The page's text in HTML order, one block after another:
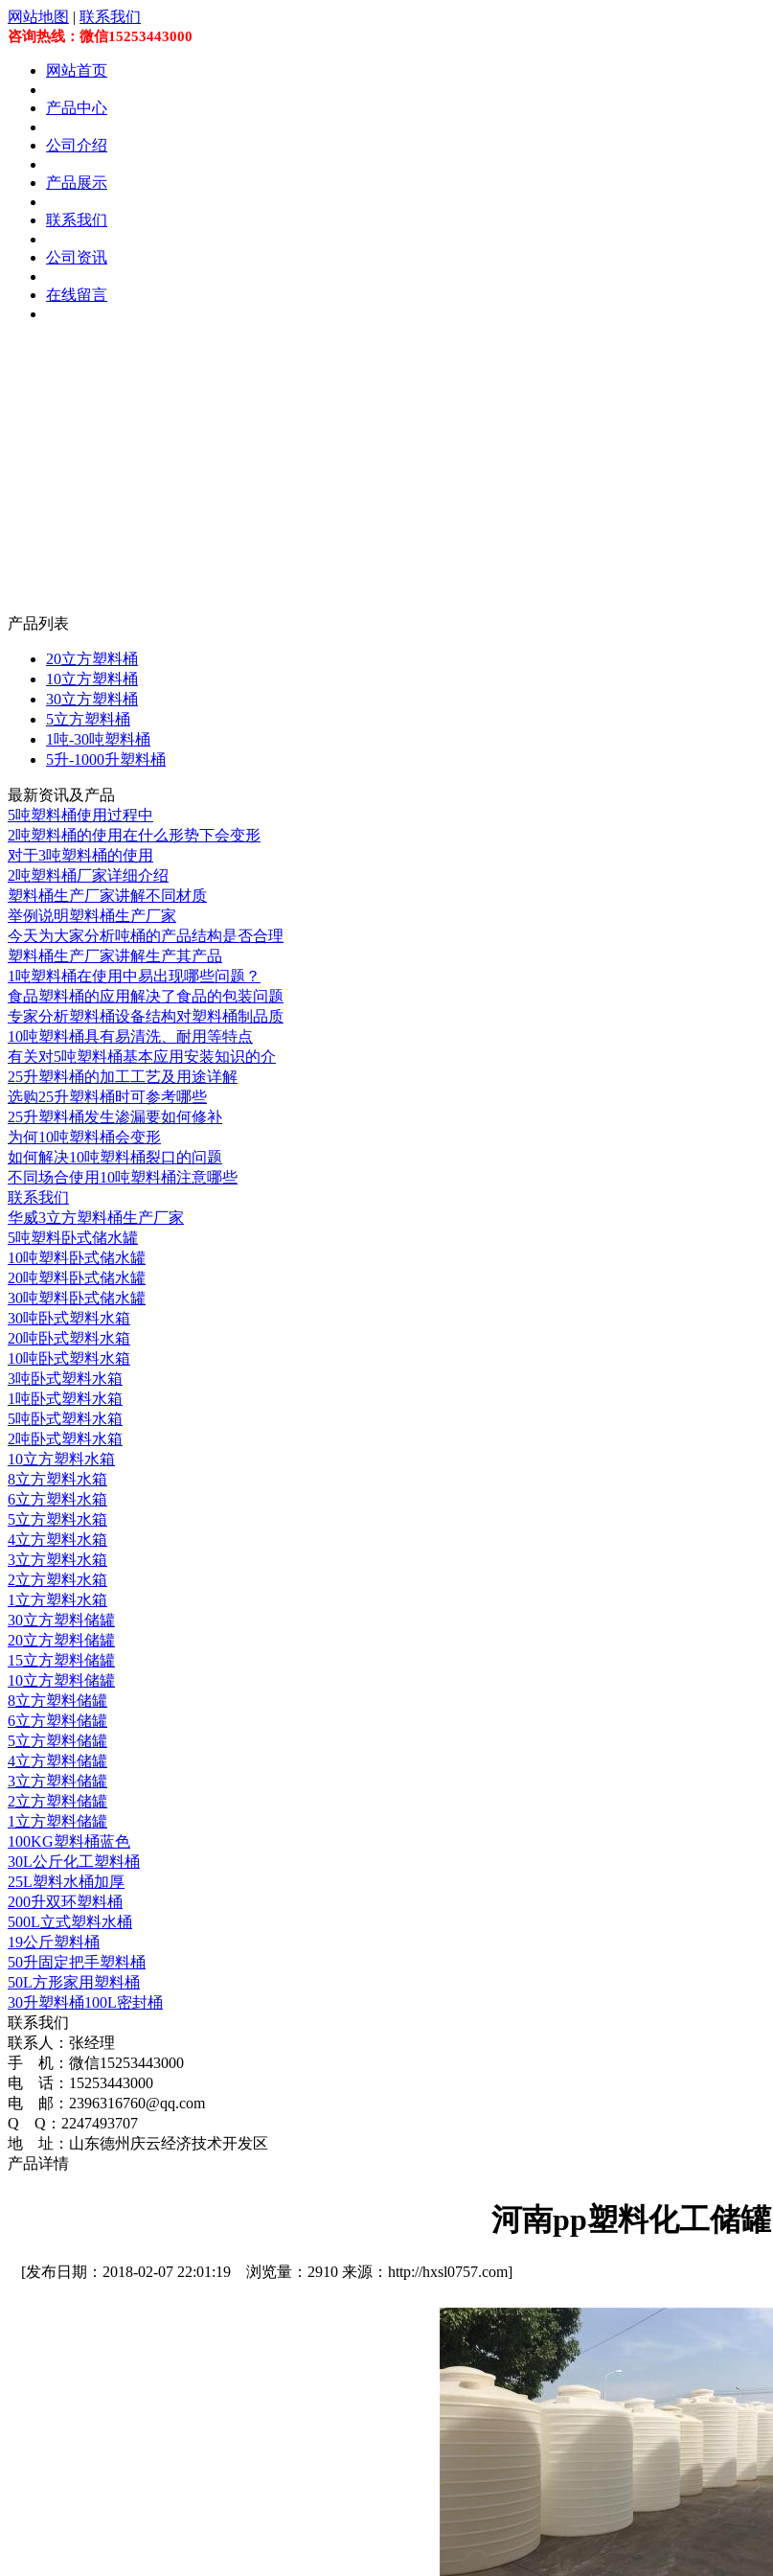
网站地图 | 联系我们
咨询热线：微信15253443000
网站首页
产品中心
公司介绍
产品展示
联系我们
公司资讯
在线留言
产品列表
20立方塑料桶
10立方塑料桶
30立方塑料桶
5立方塑料桶
1吨-30吨塑料桶
5升-1000升塑料桶
最新资讯及产品
5吨塑料桶使用过程中
2吨塑料桶的使用在什么形势下会变形
对于3吨塑料桶的使用
2吨塑料桶厂家详细介绍
塑料桶生产厂家讲解不同材质
举例说明塑料桶生产厂家
今天为大家分析吨桶的产品结构是否合理
塑料桶生产厂家讲解生产其产品
1吨塑料桶在使用中易出现哪些问题？
食品塑料桶的应用解决了食品的包装问题
专家分析塑料桶设备结构对塑料桶制品质
10吨塑料桶具有易清洗、耐用等特点
有关对5吨塑料桶基本应用安装知识的介
25升塑料桶的加工工艺及用途详解
选购25升塑料桶时可参考哪些
25升塑料桶发生渗漏要如何修补
为何10吨塑料桶会变形
如何解决10吨塑料桶裂口的问题
不同场合使用10吨塑料桶注意哪些
联系我们
华威3立方塑料桶生产厂家
5吨塑料卧式储水罐
10吨塑料卧式储水罐
20吨塑料卧式储水罐
30吨塑料卧式储水罐
30吨卧式塑料水箱
20吨卧式塑料水箱
10吨卧式塑料水箱
3吨卧式塑料水箱
1吨卧式塑料水箱
5吨卧式塑料水箱
2吨卧式塑料水箱
10立方塑料水箱
8立方塑料水箱
6立方塑料水箱
5立方塑料水箱
4立方塑料水箱
3立方塑料水箱
2立方塑料水箱
1立方塑料水箱
30立方塑料储罐
20立方塑料储罐
15立方塑料储罐
10立方塑料储罐
8立方塑料储罐
6立方塑料储罐
5立方塑料储罐
4立方塑料储罐
3立方塑料储罐
2立方塑料储罐
1立方塑料储罐
100KG塑料桶蓝色
30L公斤化工塑料桶
25L塑料水桶加厚
200升双环塑料桶
500L立式塑料水桶
19公斤塑料桶
50升固定把手塑料桶
50L方形家用塑料桶
30升塑料桶100L密封桶
联系我们
联系人：张经理
手 机：微信15253443000
电 话：15253443000
电 邮：2396316760@qq.com
Q Q：2247493707
地 址：山东德州庆云经济技术开发区
产品详情
河南pp塑料化工储罐
[发布日期：2018-02-07 22:01:19 浏览量：2910 来源：http://hxsl0757.com]